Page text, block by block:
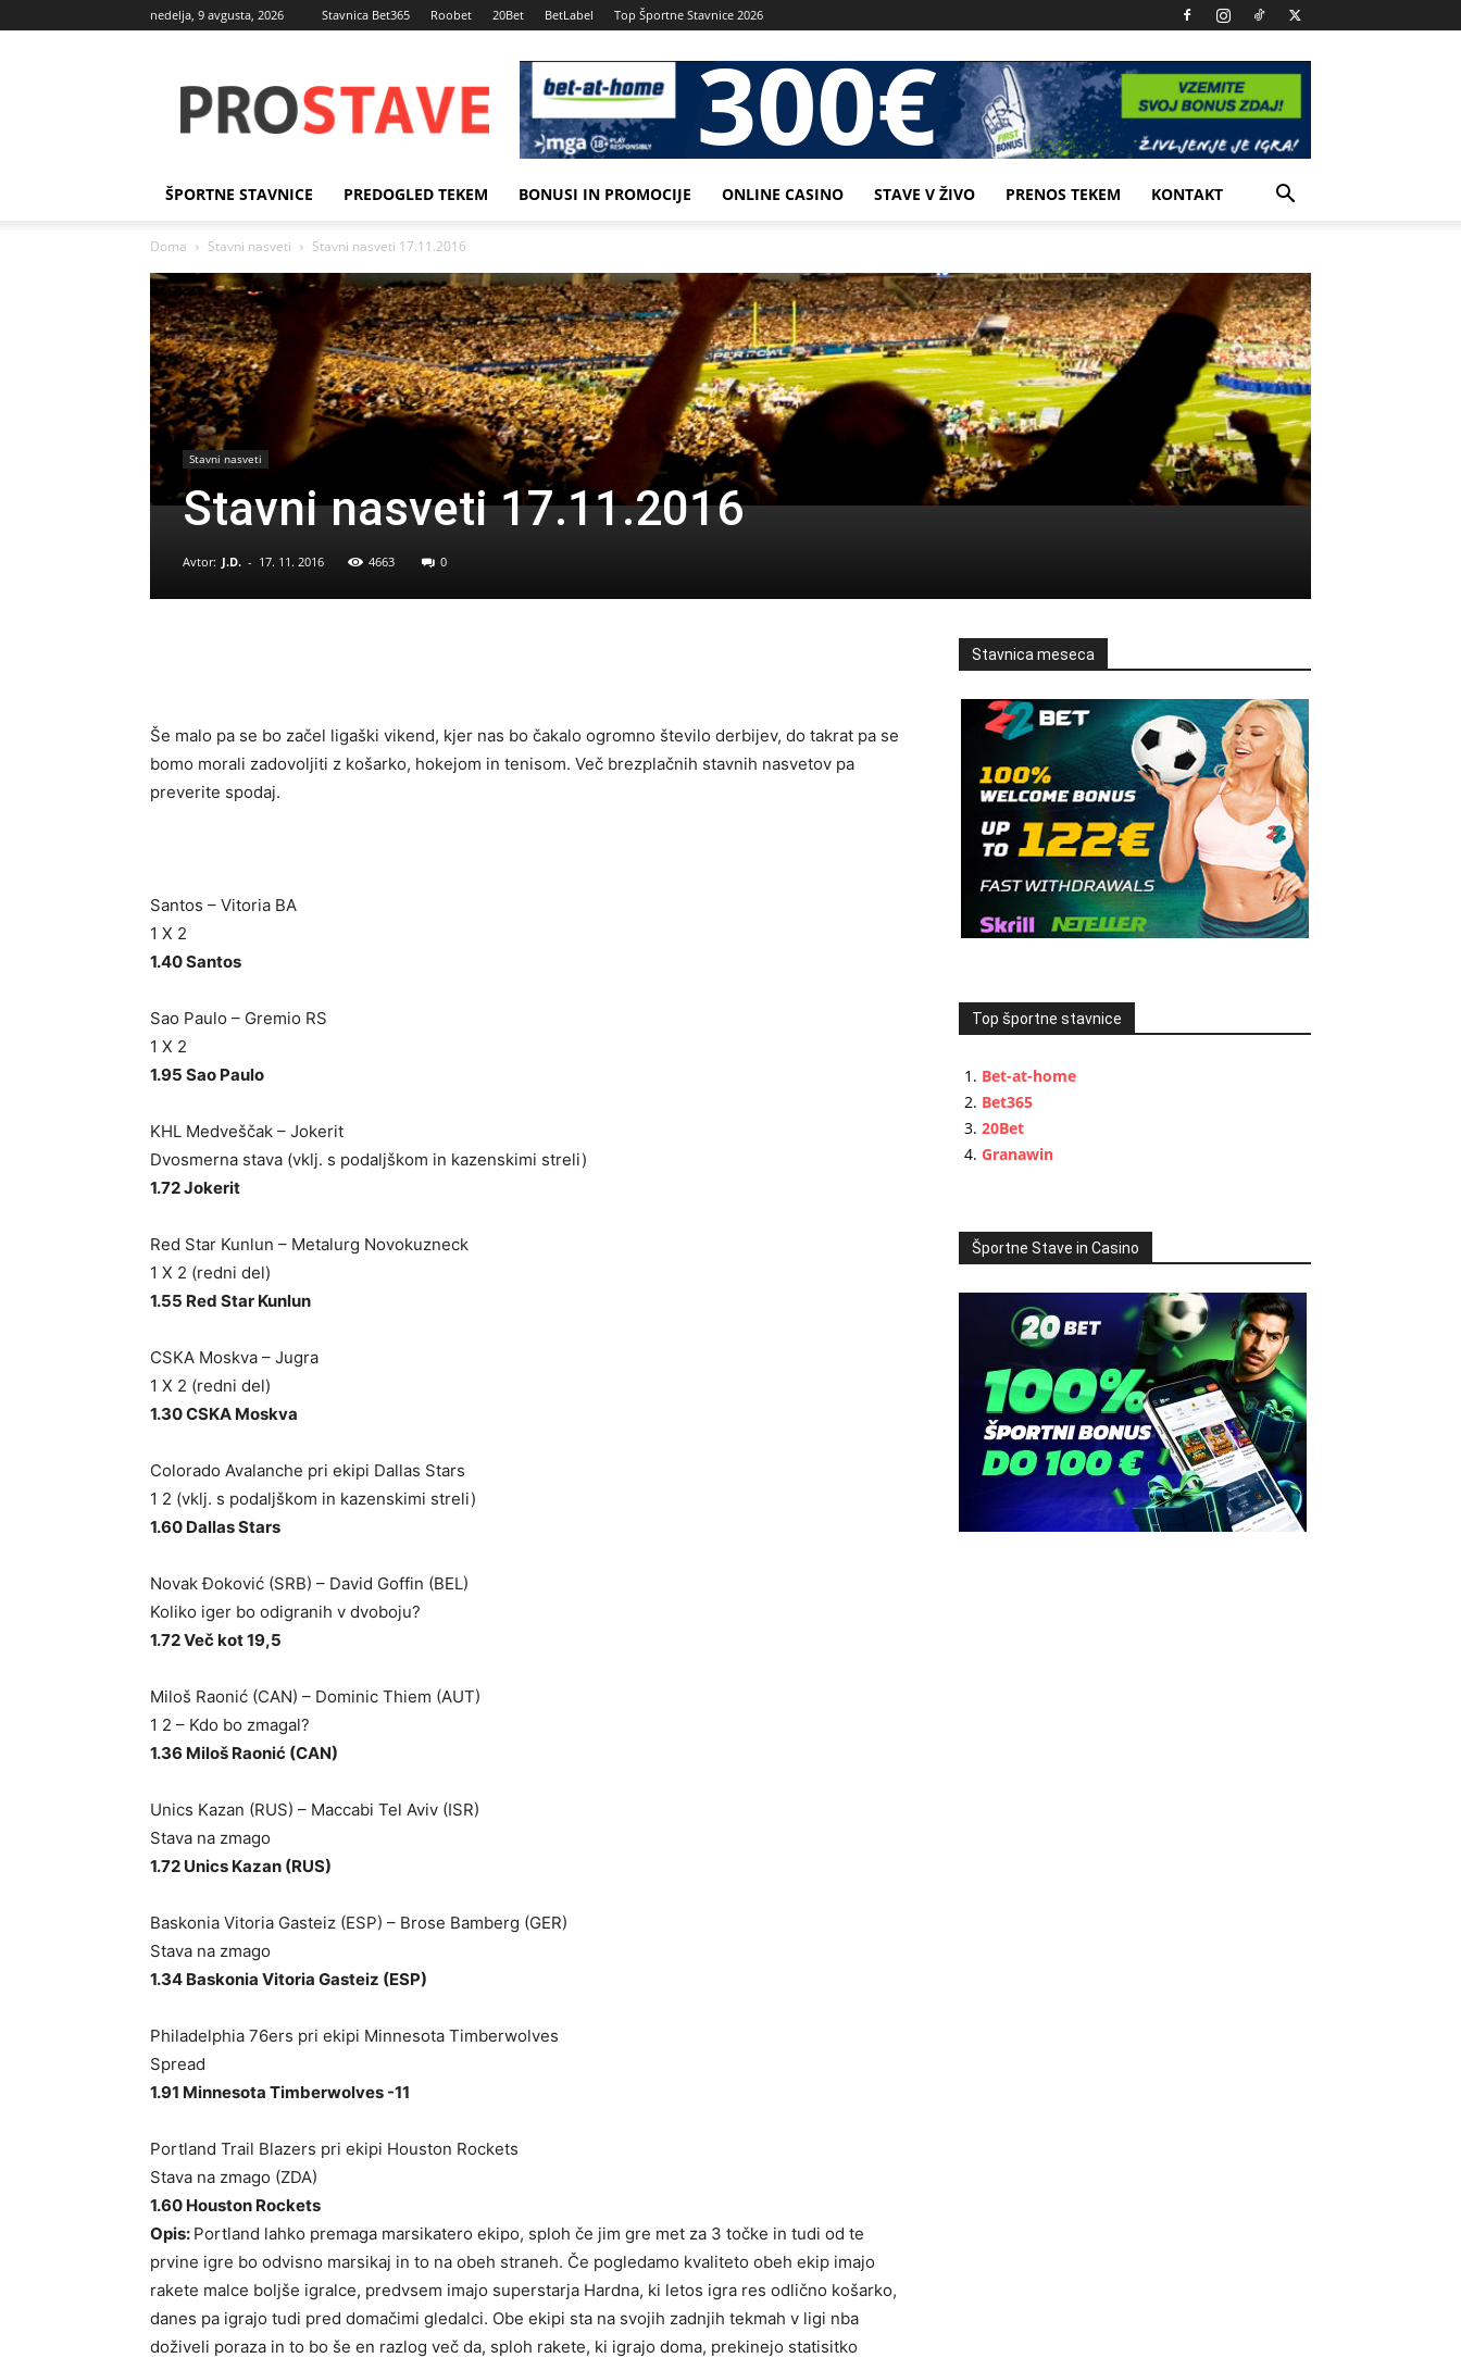
nedelja, 9 avgusta, 2026 Stavnica Bet365 Roobet 20Bet BetLabel Top Športne Stavnice 2026
stave
ŠPORTNE STAVNICE PREDOGLED TEKEM BONUSI IN PROMOCIJE ONLINE CASINO STAVE V ŽIVO PRENOS TEKEM KONTAKT
Doma Stavni nasveti Stavni nasveti 17.11.2016
Stavni nasveti
Stavni nasveti 17.11.2016
Avtor: J.D. - 17. 11. 2016 4663 0
Še malo pa se bo začel ligaški vikend, kjer nas bo čakalo ogromno število derbijev, do takrat pa se
bomo morali zadovoljiti z košarko, hokejom in tenisom. Več brezplačnih stavnih nasvetov pa
preverite spodaj.
Santos – Vitoria BA
1 X 2
1.40 Santos
Sao Paulo – Gremio RS
1 X 2
1.95 Sao Paulo
KHL Medveščak – Jokerit
Dvosmerna stava (vklj. s podaljškom in kazenskimi streli)
1.72 Jokerit
Red Star Kunlun – Metalurg Novokuzneck
1 X 2 (redni del)
1.55 Red Star Kunlun
CSKA Moskva – Jugra
1 X 2 (redni del)
1.30 CSKA Moskva
Colorado Avalanche pri ekipi Dallas Stars
1 2 (vklj. s podaljškom in kazenskimi streli)
1.60 Dallas Stars
Novak Đoković (SRB) – David Goffin (BEL)
Koliko iger bo odigranih v dvoboju?
1.72 Več kot 19,5
Miloš Raonić (CAN) – Dominic Thiem (AUT)
1 2 – Kdo bo zmagal?
1.36 Miloš Raonić (CAN)
Unics Kazan (RUS) – Maccabi Tel Aviv (ISR)
Stava na zmago
1.72 Unics Kazan (RUS)
Baskonia Vitoria Gasteiz (ESP) – Brose Bamberg (GER)
Stava na zmago
1.34 Baskonia Vitoria Gasteiz (ESP)
Philadelphia 76ers pri ekipi Minnesota Timberwolves
Spread
1.91 Minnesota Timberwolves -11
Portland Trail Blazers pri ekipi Houston Rockets
Stava na zmago (ZDA)
1.60 Houston Rockets
Opis: Portland lahko premaga marsikatero ekipo, sploh če jim gre met za 3 točke in tudi od te
prvine igre bo odvisno marsikaj in to na obeh straneh. Če pogledamo kvaliteto obeh ekip imajo
rakete malce boljše igralce, predvsem imajo superstarja Hardna, ki letos igra res odlično košarko,
danes pa igrajo tudi pred domačimi gledalci. Obe ekipi sta na svojih zadnjih tekmah v ligi nba
doživeli poraza in to bo še en razlog več da, sploh rakete, ki igrajo doma, prekinejo statisitko
Stavnica meseca
Top športne stavnice
Bet-at-home
Bet365
20Bet
Granawin
Športne Stave in Casino